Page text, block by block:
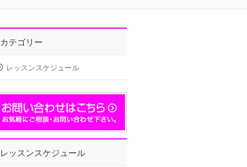
カテゴリー
レッスンスケジュール
レッスンスケジュール